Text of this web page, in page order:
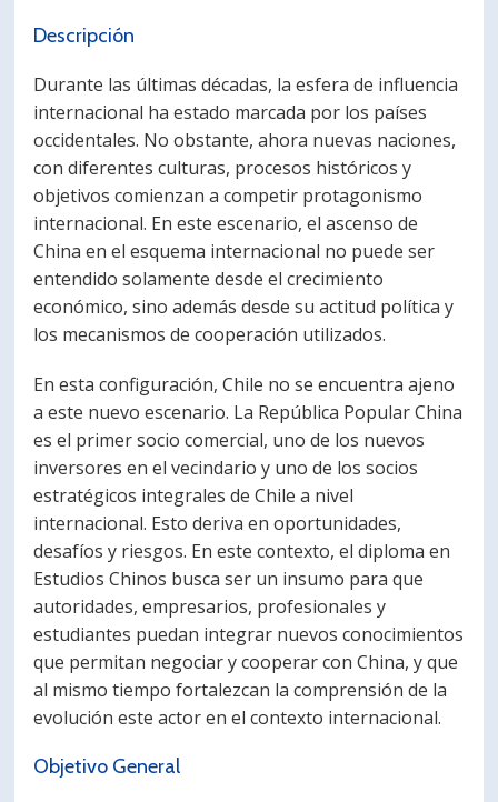
Descripción
Durante las últimas décadas, la esfera de influencia
internacional ha estado marcada por los países
occidentales. No obstante, ahora nuevas naciones,
con diferentes culturas, procesos históricos y
objetivos comienzan a competir protagonismo
internacional. En este escenario, el ascenso de
China en el esquema internacional no puede ser
entendido solamente desde el crecimiento
económico, sino además desde su actitud política y
los mecanismos de cooperación utilizados.
En esta configuración, Chile no se encuentra ajeno
a este nuevo escenario. La República Popular China
es el primer socio comercial, uno de los nuevos
inversores en el vecindario y uno de los socios
estratégicos integrales de Chile a nivel
internacional. Esto deriva en oportunidades,
desafíos y riesgos. En este contexto, el diploma en
Estudios Chinos busca ser un insumo para que
autoridades, empresarios, profesionales y
estudiantes puedan integrar nuevos conocimientos
que permitan negociar y cooperar con China, y que
al mismo tiempo fortalezcan la comprensión de la
evolución este actor en el contexto internacional.
Objetivo General